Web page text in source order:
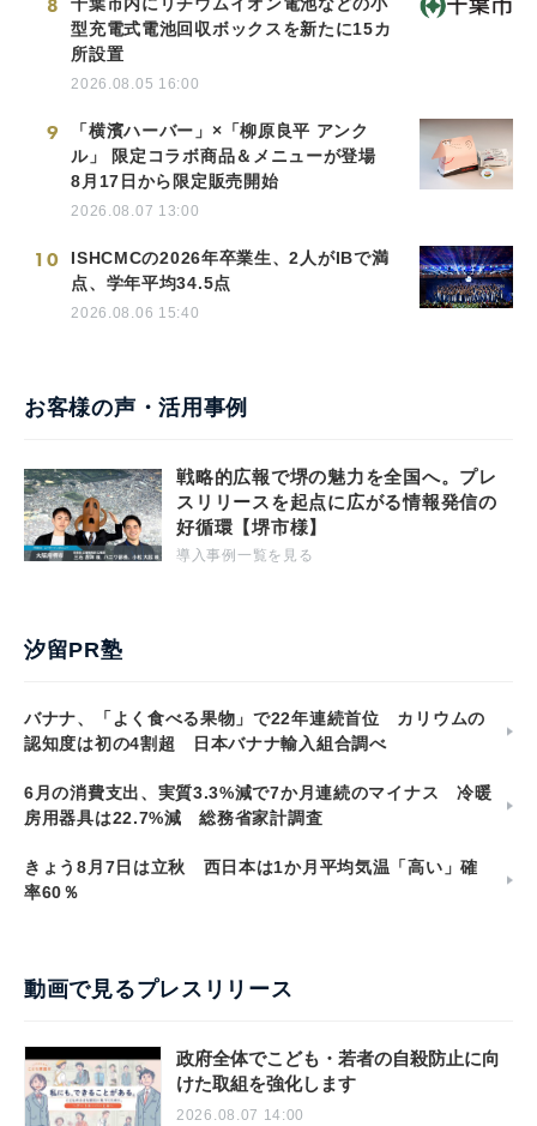
8
型充電式電池回収ボックスを新たに15カ
所設置
2026.08.05 16:00
9
「横濱ハーバー」×「柳原良平 アンク
ル」 限定コラボ商品＆メニューが登場
8月17日から限定販売開始
2026.08.07 13:00
10
ISHCMCの2026年卒業生、2人がIBで満
点、学年平均34.5点
2026.08.06 15:40
お客様の声・活用事例
戦略的広報で堺の魅力を全国へ。プレ
スリリースを起点に広がる情報発信の
好循環【堺市様】
導入事例一覧を見る
汐留PR塾
バナナ、「よく食べる果物」で22年連続首位 カリウムの
認知度は初の4割超 日本バナナ輸入組合調べ
6月の消費支出、実質3.3%減で7か月連続のマイナス 冷暖
房用器具は22.7%減 総務省家計調査
きょう8月7日は立秋 西日本は1か月平均気温「高い」確
率60％
動画で見るプレスリリース
政府全体でこども・若者の自殺防止に向
けた取組を強化します
2026.08.07 14:00